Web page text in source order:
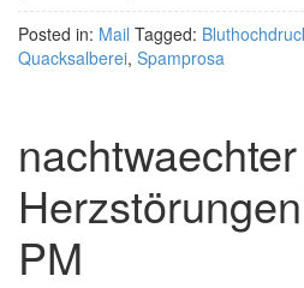
Posted in: Mail Tagged:
Quacksalberei, Spamprosa
nachtwaechter
PM